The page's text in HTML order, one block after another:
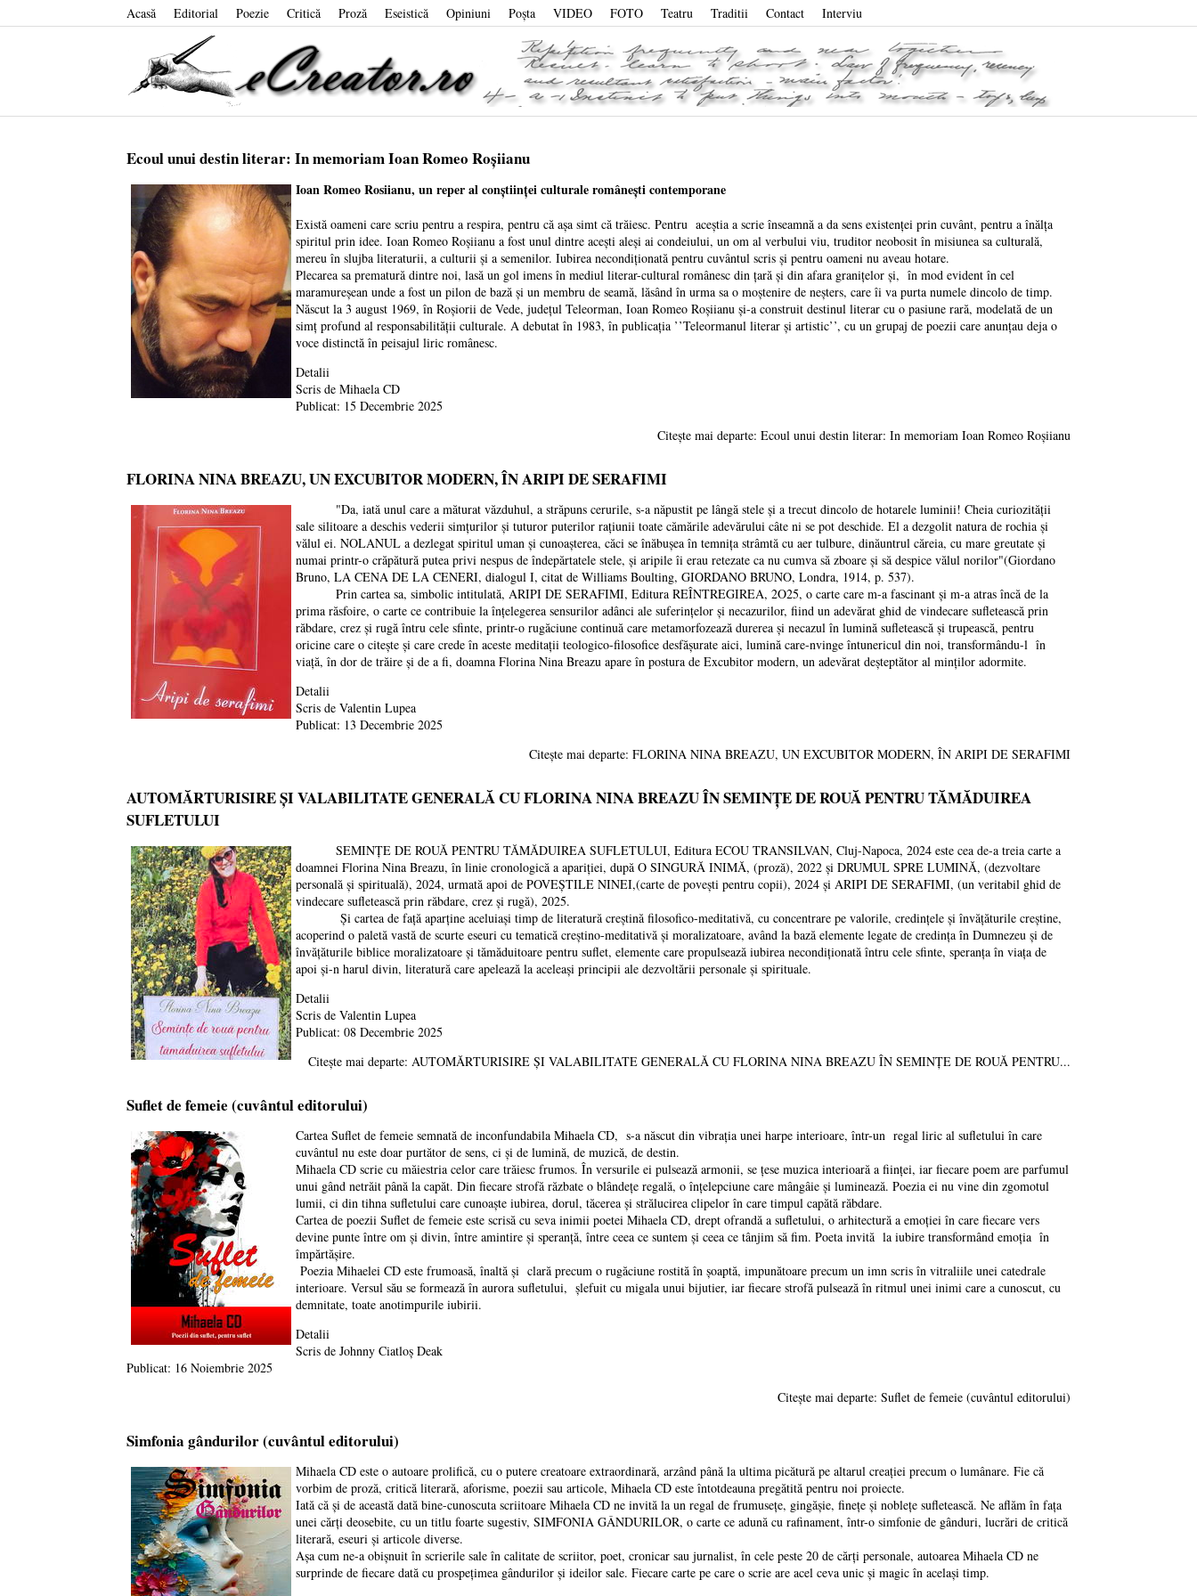
Acasă Editorial Poezie Critică Proză Eseistică Opiniuni Poşta VIDEO FOTO Teatru Traditii Contact Interviu
Ecoul unui destin literar: In memoriam Ioan Romeo Roșiianu
Ioan Romeo Rosiianu, un reper al conștiinței culturale românești contemporane
Există oameni care scriu pentru a respira, pentru că așa simt că trăiesc. Pentru aceștia a scrie înseamnă a da sens existenței prin cuvânt, pentru a înălța
spiritul prin idee. Ioan Romeo Roșiianu a fost unul dintre acești aleși ai condeiului, un om al verbului viu, truditor neobosit în misiunea sa culturală,
mereu în slujba literaturii, a culturii și a semenilor. Iubirea necondiționată pentru cuvântul scris și pentru oameni nu aveau hotare.
Plecarea sa prematură dintre noi, lasă un gol imens în mediul literar-cultural românesc din țară și din afara granițelor și, în mod evident în cel
maramureșean unde a fost un pilon de bază și un membru de seamă, lăsând în urma sa o moștenire de neșters, care îi va purta numele dincolo de timp.
Născut la 3 august 1969, în Roșiorii de Vede, județul Teleorman, Ioan Romeo Roșiianu și-a construit destinul literar cu o pasiune rară, modelată de un
simț profund al responsabilității culturale. A debutat în 1983, în publicația ’’Teleormanul literar și artistic’’, cu un grupaj de poezii care anunțau deja o
voce distinctă în peisajul liric românesc.
Detalii
Scris de Mihaela CD
Publicat: 15 Decembrie 2025
Citește mai departe: Ecoul unui destin literar: In memoriam Ioan Romeo Roșiianu
FLORINA NINA BREAZU, UN EXCUBITOR MODERN, ÎN ARIPI DE SERAFIMI
"Da, iată unul care a măturat văzduhul, a străpuns cerurile, s-a năpustit pe lângă stele și a trecut dincolo de hotarele luminii! Cheia curiozității
sale silitoare a deschis vederii simțurilor și tuturor puterilor rațiunii toate cămările adevărului câte ni se pot deschide. El a dezgolit natura de rochia și
vălul ei. NOLANUL a dezlegat spiritul uman și cunoașterea, căci se înăbușea în temnița strâmtă cu aer tulbure, dinăuntrul căreia, cu mare greutate și
numai printr-o crăpătură putea privi nespus de îndepărtatele stele, și aripile îi erau retezate ca nu cumva să zboare și să despice vălul norilor"(Giordano
Bruno, LA CENA DE LA CENERI, dialogul I, citat de Williams Boulting, GIORDANO BRUNO, Londra, 1914, p. 537).
Prin cartea sa, simbolic intitulată, ARIPI DE SERAFIMI, Editura REÎNTREGIREA, 2O25, o carte care m-a fascinant și m-a atras încă de la
prima răsfoire, o carte ce contribuie la înțelegerea sensurilor adânci ale suferințelor și necazurilor, fiind un adevărat ghid de vindecare sufletească prin
răbdare, crez și rugă întru cele sfinte, printr-o rugăciune continuă care metamorfozează durerea și necazul în lumină sufletească și trupească, pentru
oricine care o citește și care crede în aceste meditații teologico-filosofice desfășurate aici, lumină care-nvinge întunericul din noi, transformându-l în
viață, în dor de trăire și de a fi, doamna Florina Nina Breazu apare în postura de Excubitor modern, un adevărat deșteptător al minților adormite.
Detalii
Scris de Valentin Lupea
Publicat: 13 Decembrie 2025
Citește mai departe: FLORINA NINA BREAZU, UN EXCUBITOR MODERN, ÎN ARIPI DE SERAFIMI
AUTOMĂRTURISIRE ȘI VALABILITATE GENERALĂ CU FLORINA NINA BREAZU ÎN SEMINȚE DE ROUĂ PENTRU TĂMĂDUIREA
SUFLETULUI
SEMINȚE DE ROUĂ PENTRU TĂMĂDUIREA SUFLETULUI, Editura ECOU TRANSILVAN, Cluj-Napoca, 2024 este cea de-a treia carte a
doamnei Florina Nina Breazu, în linie cronologică a apariției, după O SINGURĂ INIMĂ, (proză), 2022 și DRUMUL SPRE LUMINĂ, (dezvoltare
personală și spirituală), 2024, urmată apoi de POVEȘTILE NINEI,(carte de povești pentru copii), 2024 și ARIPI DE SERAFIMI, (un veritabil ghid de
vindecare sufletească prin răbdare, crez și rugă), 2025.
Și cartea de față aparține aceluiași timp de literatură creștină filosofico-meditativă, cu concentrare pe valorile, credințele și învățăturile creștine,
acoperind o paletă vastă de scurte eseuri cu tematică creștino-meditativă și moralizatoare, având la bază elemente legate de credința în Dumnezeu și de
învățăturile biblice moralizatoare și tămăduitoare pentru suflet, elemente care propulsează iubirea necondiționată întru cele sfinte, speranța în viața de
apoi și-n harul divin, literatură care apelează la aceleași principii ale dezvoltării personale și spirituale.
Detalii
Scris de Valentin Lupea
Publicat: 08 Decembrie 2025
Citește mai departe: AUTOMĂRTURISIRE ȘI VALABILITATE GENERALĂ CU FLORINA NINA BREAZU ÎN SEMINȚE DE ROUĂ PENTRU...
Suflet de femeie (cuvântul editorului)
Cartea Suflet de femeie semnată de inconfundabila Mihaela CD, s-a născut din vibrația unei harpe interioare, într-un regal liric al sufletului în care
cuvântul nu este doar purtător de sens, ci și de lumină, de muzică, de destin.
Mihaela CD scrie cu măiestria celor care trăiesc frumos. În versurile ei pulsează armonii, se țese muzica interioară a ființei, iar fiecare poem are parfumul
unui gând netrăit până la capăt. Din fiecare strofă răzbate o blândețe regală, o înțelepciune care mângâie și luminează. Poezia ei nu vine din zgomotul
lumii, ci din tihna sufletului care cunoaște iubirea, dorul, tăcerea și strălucirea clipelor în care timpul capătă răbdare.
Cartea de poezii Suflet de femeie este scrisă cu seva inimii poetei Mihaela CD, drept ofrandă a sufletului, o arhitectură a emoției în care fiecare vers
devine punte între om și divin, între amintire și speranță, între ceea ce suntem și ceea ce tânjim să fim. Poeta invită la iubire transformând emoția în
împărtășire.
Poezia Mihaelei CD este frumoasă, înaltă și clară precum o rugăciune rostită în șoaptă, impunătoare precum un imn scris în vitraliile unei catedrale
interioare. Versul său se formează în aurora sufletului, șlefuit cu migala unui bijutier, iar fiecare strofă pulsează în ritmul unei inimi care a cunoscut, cu
demnitate, toate anotimpurile iubirii.
Detalii
Scris de Johnny Ciatloş Deak
Publicat: 16 Noiembrie 2025
Citește mai departe: Suflet de femeie (cuvântul editorului)
Simfonia gândurilor (cuvântul editorului)
Mihaela CD este o autoare prolifică, cu o putere creatoare extraordinară, arzând până la ultima picătură pe altarul creației precum o lumânare. Fie că
vorbim de proză, critică literară, aforisme, poezii sau articole, Mihaela CD este întotdeauna pregătită pentru noi proiecte.
Iată că și de această dată bine-cunoscuta scriitoare Mihaela CD ne invită la un regal de frumusețe, gingășie, finețe și noblețe sufletească. Ne aflăm în fața
unei cărți deosebite, cu un titlu foarte sugestiv, SIMFONIA GÂNDURILOR, o carte ce adună cu rafinament, într-o simfonie de gânduri, lucrări de critică
literară, eseuri și articole diverse.
Așa cum ne-a obișnuit în scrierile sale în calitate de scriitor, poet, cronicar sau jurnalist, în cele peste 20 de cărți personale, autoarea Mihaela CD ne
surprinde de fiecare dată cu prospețimea gândurilor şi ideilor sale. Fiecare carte pe care o scrie are acel ceva unic și magic în același timp.